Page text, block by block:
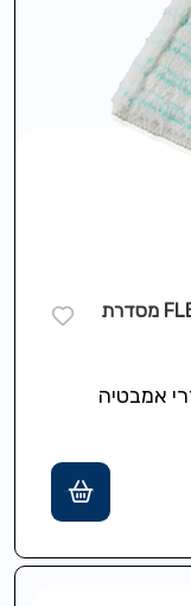
פד מיקופייבר למנקה קרמיקה FLEXI PAD מסדרת
אמבטיה